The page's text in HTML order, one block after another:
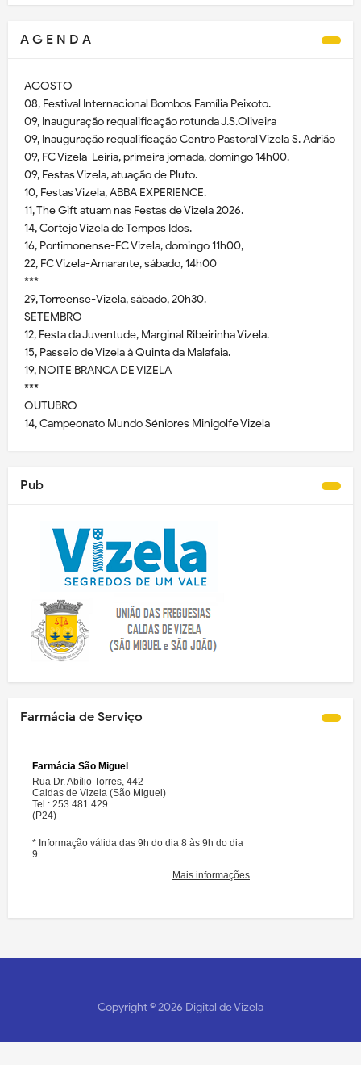
A G E N D A
AGOSTO
08, Festival Internacional Bombos Família Peixoto.
09, Inauguração requalificação rotunda J.S.Oliveira
09, Inauguração requalificação Centro Pastoral Vizela S. Adrião
09, FC Vizela-Leiria, primeira jornada, domingo 14h00.
09, Festas Vizela, atuação de Pluto.
10, Festas Vizela, ABBA EXPERIENCE.
11, The Gift atuam nas Festas de Vizela 2026.
14, Cortejo Vizela de Tempos Idos.
16, Portimonense-FC Vizela, domingo 11h00,
22, FC Vizela-Amarante, sábado, 14h00
***
29, Torreense-Vizela, sábado, 20h30.
SETEMBRO
12, Festa da Juventude, Marginal Ribeirinha Vizela.
15, Passeio de Vizela à Quinta da Malafaia.
19, NOITE BRANCA DE VIZELA
***
OUTUBRO
14, Campeonato Mundo Séniores Minigolfe Vizela
Pub
Farmácia de Serviço
Copyright ©2026 Digital de Vizela